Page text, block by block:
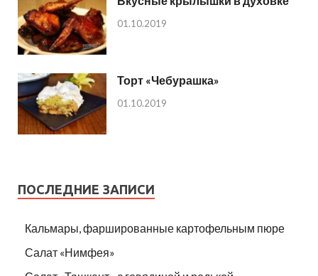
01.10.2019
Торт «Чебурашка»
01.10.2019
ПОСЛЕДНИЕ ЗАПИСИ
Кальмары, фаршированные картофельным пюре
Салат «Нимфея»